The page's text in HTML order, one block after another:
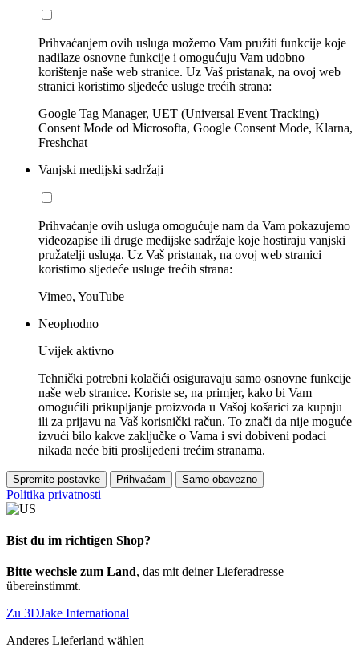
Prihvaćanjem ovih usluga možemo Vam pružiti funkcije koje
nadilaze osnovne funkcije i omogućuju Vam udobno
korištenje naše web stranice. Uz Vaš pristanak, na ovoj web
stranici koristimo sljedeće usluge trećih strana:
Google Tag Manager, UET (Universal Event Tracking)
Consent Mode od Microsofta, Google Consent Mode, Klarna,
Freshchat
Vanjski medijski sadržaji
Prihvaćanje ovih usluga omogućuje nam da Vam pokazujemo
videozapise ili druge medijske sadržaje koje hostiraju vanjski
pružatelji usluga. Uz Vaš pristanak, na ovoj web stranici
koristimo sljedeće usluge trećih strana:
Vimeo, YouTube
Neophodno
Uvijek aktivno
Tehnički potrebni kolačići osiguravaju samo osnovne funkcije
naše web stranice. Koriste se, na primjer, kako bi Vam
omogućili prikupljanje proizvoda u Vašoj košarici za kupnju
ili za prijavu na Vaš korisnički račun. To znači da nije moguće
izvući bilo kakve zaključke o Vama i svi dobiveni podaci
nikada neće biti proslijeđeni trećim stranama.
Spremite postavke Prihvaćam Samo obavezno
Politika privatnosti
Bist du im richtigen Shop?
Bitte wechsle zum Land, das mit deiner Lieferadresse
übereinstimmt.
Zu 3DJake International
Anderes Lieferland wählen